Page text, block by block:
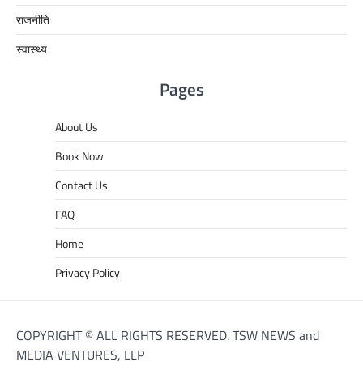
राजनीति
स्वास्थ्य
Pages
About Us
Book Now
Contact Us
FAQ
Home
Privacy Policy
COPYRIGHT © ALL RIGHTS RESERVED. TSW NEWS and
MEDIA VENTURES, LLP